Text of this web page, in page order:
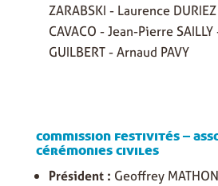
ZARABSKI - Laurence
CAVACO - Jean-Pierre
GUILBERT - Arnaud PAVY
commission festivités –
cérémonies civiles
Président : Geoffrey MATHON